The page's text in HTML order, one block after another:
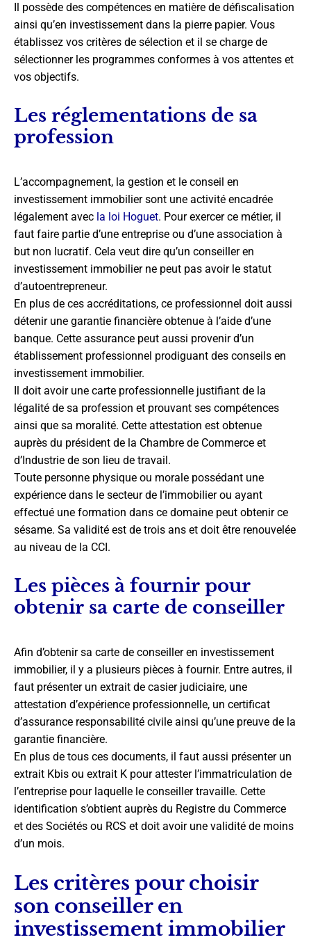
Il possède des compétences en matière de défiscalisation
ainsi qu’en investissement dans la pierre papier. Vous
établissez vos critères de sélection et il se charge de
sélectionner les programmes conformes à vos attentes et
vos objectifs.
Les réglementations de sa
profession
L’accompagnement, la gestion et le conseil en
investissement immobilier sont une activité encadrée
légalement avec la loi Hoguet. Pour exercer ce métier, il
faut faire partie d’une entreprise ou d’une association à
but non lucratif. Cela veut dire qu’un conseiller en
investissement immobilier ne peut pas avoir le statut
d’autoentrepreneur.
En plus de ces accréditations, ce professionnel doit aussi
détenir une garantie financière obtenue à l’aide d’une
banque. Cette assurance peut aussi provenir d’un
établissement professionnel prodiguant des conseils en
investissement immobilier.
Il doit avoir une carte professionnelle justifiant de la
légalité de sa profession et prouvant ses compétences
ainsi que sa moralité. Cette attestation est obtenue
auprès du président de la Chambre de Commerce et
d’Industrie de son lieu de travail.
Toute personne physique ou morale possédant une
expérience dans le secteur de l’immobilier ou ayant
effectué une formation dans ce domaine peut obtenir ce
sésame. Sa validité est de trois ans et doit être renouvelée
au niveau de la CCI.
Les pièces à fournir pour
obtenir sa carte de conseiller
Afin d’obtenir sa carte de conseiller en investissement
immobilier, il y a plusieurs pièces à fournir. Entre autres, il
faut présenter un extrait de casier judiciaire, une
attestation d’expérience professionnelle, un certificat
d’assurance responsabilité civile ainsi qu’une preuve de la
garantie financière.
En plus de tous ces documents, il faut aussi présenter un
extrait Kbis ou extrait K pour attester l’immatriculation de
l’entreprise pour laquelle le conseiller travaille. Cette
identification s’obtient auprès du Registre du Commerce
et des Sociétés ou RCS et doit avoir une validité de moins
d’un mois.
Les critères pour choisir
son conseiller en
investissement immobilier